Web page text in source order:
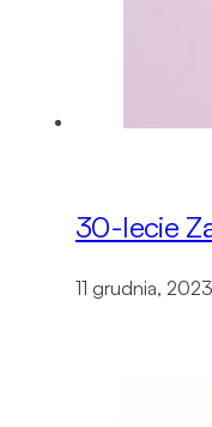
30-lecie
11 grudnia, 2023